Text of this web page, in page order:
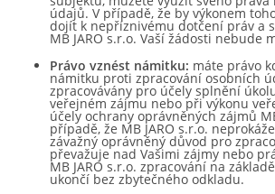
údajů. V případě, že by výkonem
dojít k nepříznivému dotčení práv a
MB JARO s.r.o. Vaší žádosti nebude
Právo vznést námitku: máte právo
námitku proti zpracování osobních
zpracovávány pro účely splnění
veřejném zájmu nebo při výkonu
účely ochrany oprávněných zájmů
případě, že MB JARO s.r.o.
závažný oprávněný důvod pro
převažuje nad Vašimi zájmy nebo
MB JARO s.r.o. zpracování na
ukončí bez zbytečného odkladu.